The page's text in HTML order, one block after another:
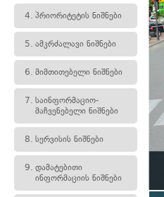
4. პრიორიტეტის ნიშნები
5. ამკრძალავი ნიშნები
6. მიმთითებელი ნიშნები
7. საინფორმაციო-
მაჩვენებელი ნიშნები
8. სერვისის ნიშნები
9. დამატებითი
ინფორმაციის ნიშნები